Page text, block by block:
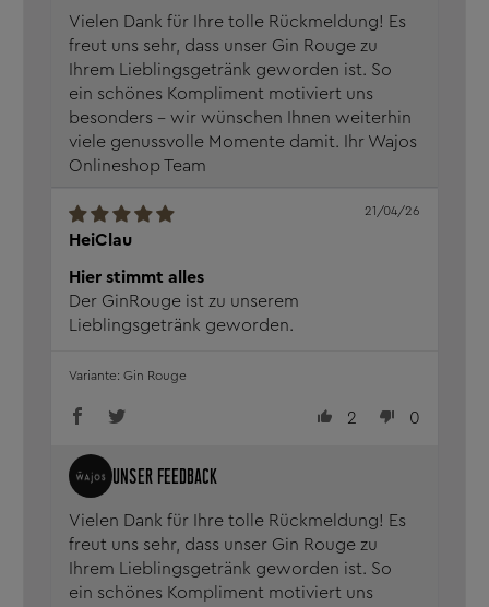
Vielen Dank für Ihre tolle Rückmeldung! Es
freut uns sehr, dass unser Gin Rouge zu
Ihrem Lieblingsgetränk geworden ist. So
ein schönes Kompliment motiviert uns
besonders – wir wünschen Ihnen weiterhin
viele genussvolle Momente damit. Ihr Wajos
Onlineshop Team
HeiClau
21/04/26
Hier stimmt alles
Der GinRouge ist zu unserem
Lieblingsgetränk geworden.
2 0
Vielen Dank für Ihre tolle Rückmeldung! Es
freut uns sehr, dass unser Gin Rouge zu
Ihrem Lieblingsgetränk geworden ist. So
ein schönes Kompliment motiviert uns
Gin Rouge